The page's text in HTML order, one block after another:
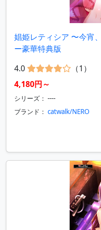
娼姫レティシア 〜今宵
ー豪華特典版
4.0
（1）
4,180円～
シリーズ： ----
ブランド： catwalk/NERO